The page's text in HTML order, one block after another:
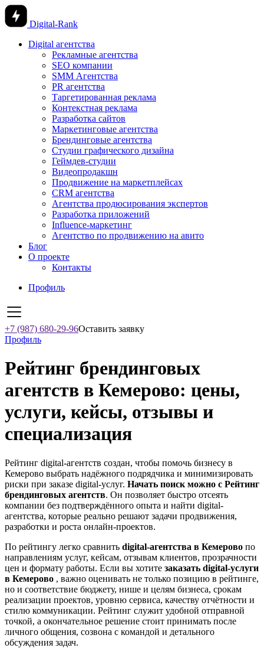
Digital-Rank
Digital агентства
Рекламные агентства
SEO компании
SMM Агентства
PR агентства
Таргетированная реклама
Контекстная реклама
Разработка сайтов
Маркетинговые агентства
Брендинговые агентства
Студии графического дизайна
Геймдев-студии
Видеопродакшн
Продвижение на маркетплейсах
CRM агентства
Агентства продюсирования экспертов
Разработка приложений
Influence-маркетинг
Агентство по продвижению на авито
Блог
О проекте
Контакты
Профиль
+7 (987) 680-29-96Оставить заявку
Профиль
Рейтинг брендинговых
агентств в Кемерово: цены,
услуги, кейсы, отзывы и
специализация
Рейтинг digital-агентств создан, чтобы помочь бизнесу в
Кемерово выбрать надёжного подрядчика и минимизировать
риски при заказе digital-услуг. Начать поиск можно с Рейтинг
брендинговых агентств. Он позволяет быстро отсеять
компании без подтверждённого опыта и найти digital-
агентства, которые реально решают задачи продвижения,
разработки и роста онлайн-проектов.
По рейтингу легко сравнить digital-агентства в Кемерово по
направлениям услуг, кейсам, отзывам клиентов, прозрачности
цен и формату работы. Если вы хотите заказать digital-услуги
в Кемерово , важно оценивать не только позицию в рейтинге,
но и соответствие бюджету, нише и целям бизнеса, срокам
реализации проектов, уровню сервиса, качеству отчётности и
стилю коммуникации. Рейтинг служит удобной отправной
точкой, а окончательное решение стоит принимать после
личного общения, созвона с командой и детального
обсуждения задач.